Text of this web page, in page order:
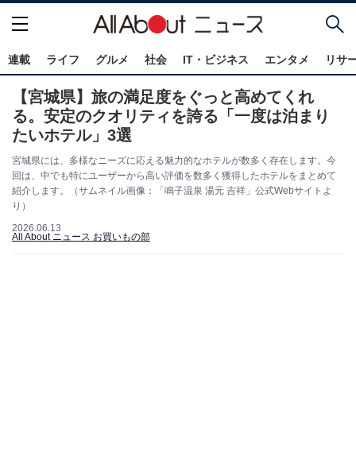
連載 ライフ グルメ 社会 IT・ビジネス エンタメ リサ
【宮城県】旅の満足度をぐっと高めてくれ
る。安定のクオリティを誇る「一度は泊まり
たいホテル」3選
宮城県には、多様なニーズに応える魅力的なホテルが数多く存在します。今
回は、中でも特にユーザーから高い評価を数多く獲得したホテルをまとめて
紹介します。（サムネイル画像：「鳴子温泉 湯元 吉祥」公式Webサイトよ
り）
2026.06.13
All About ニュース お買いもの部